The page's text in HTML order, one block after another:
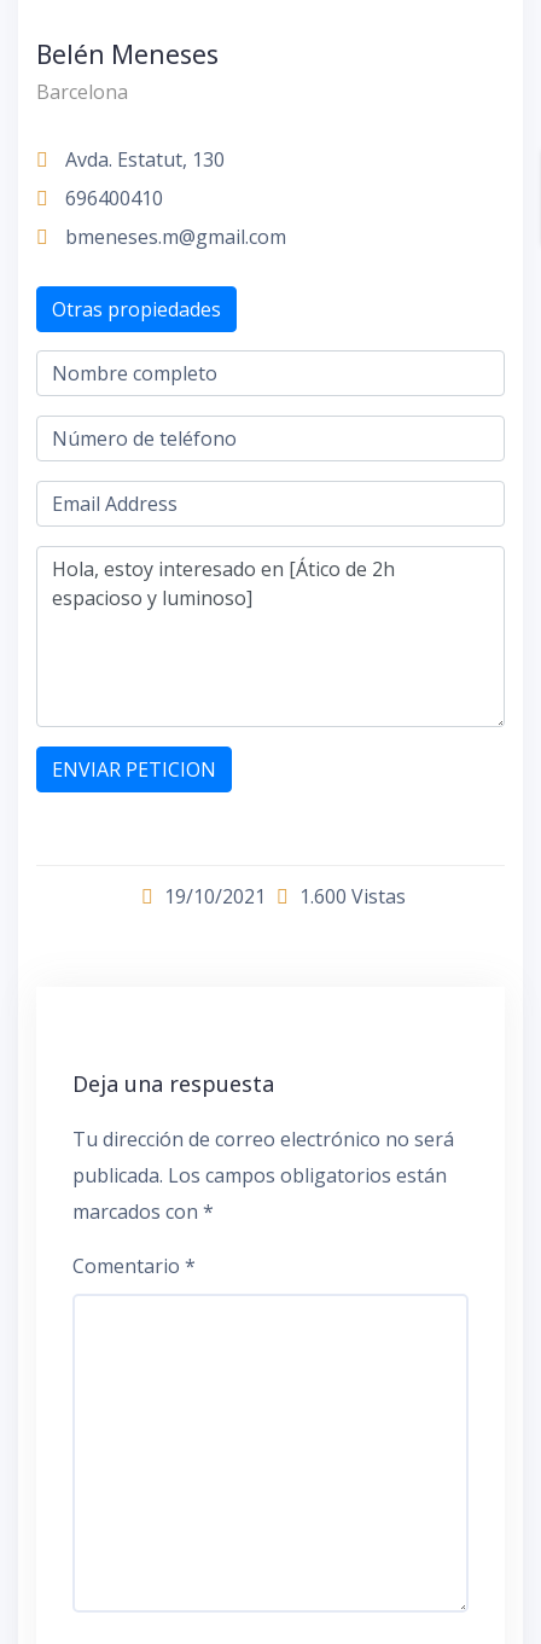
Belén Meneses
Barcelona
Avda. Estatut, 130
696400410
bmeneses.m@gmail.com
Otras propiedades
ENVIAR PETICION
19/10/2021 1.600 Vistas
Deja una respuesta
Tu dirección de correo electrónico no será
publicada. Los campos obligatorios están
marcados con *
Comentario *